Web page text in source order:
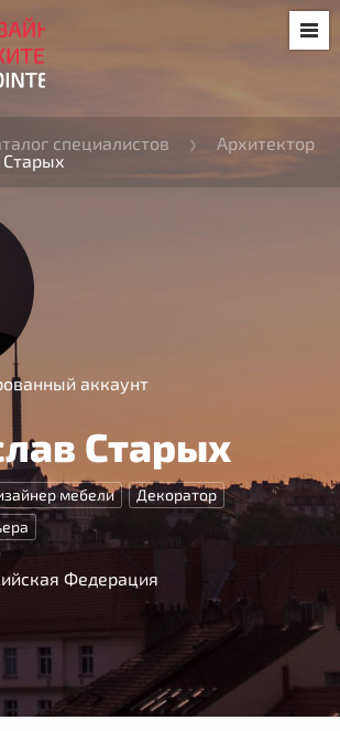
специалистов
Архитектор
Старых
аккаунт
Старых
мебели
Декоратор
Федерация